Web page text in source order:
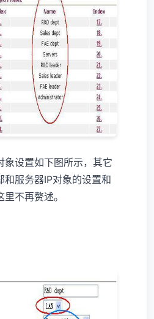
象设置如下图所示，其它
和服务器IP对象的设置和
不再赘述。